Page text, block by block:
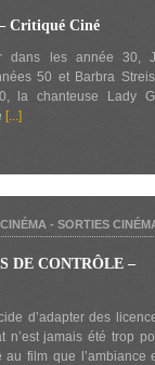
Critiqué Ciné
dans les année 30,
50 et Barbra
la chanteuse Lady
[...]
- SORTIES
DE CONTRÔLE –
d’adapter des
n’est jamais été trop
au film que l’ambiance